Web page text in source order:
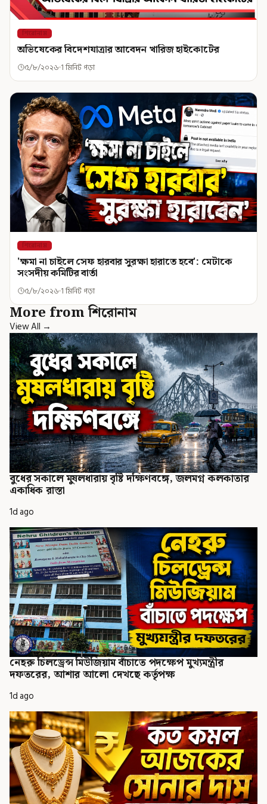
শিরোনাম
অভিষেকের বিদেশযাত্রার আবেদন খারিজ হাইকোর্টের
৫/৮/২০২৬ 1 মিনিট পড়া
শিরোনাম
'ক্ষমা না চাইলে সেফ হারবার সুরক্ষা হারাতে হবে': মেটাকে
সংসদীয় কমিটির বার্তা
৫/৮/২০২৬ 1 মিনিট পড়া
More from শিরোনাম
View All →
বুধের সকালে মুষলধারায় বৃষ্টি দক্ষিণবঙ্গে, জলমগ্ন কলকাতার
একাধিক রাস্তা
1d ago
নেহরু চিলড্রেন্স মিউজিয়াম বাঁচাতে পদক্ষেপ মুখ্যমন্ত্রীর
দফতরের, আশার আলো দেখছে কর্তৃপক্ষ
1d ago